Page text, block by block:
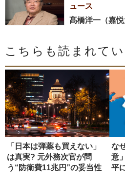
ュース
髙橋洋一（嘉悦
こちらも読まれて
「日本は弾薬も買えない」
は真実? 元外務次官が問
う“防衛費11兆円”の妥当性
な
意
平